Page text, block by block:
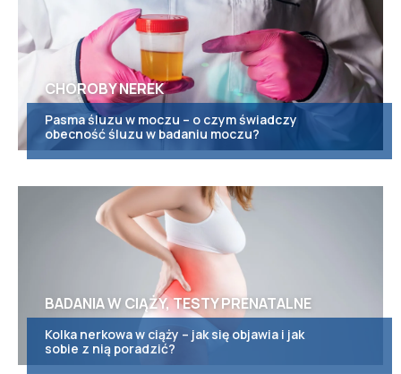
CHOROBY NEREK
Pasma śluzu w moczu – o czym świadczy
obecność śluzu w badaniu moczu?
BADANIA W CIĄŻY, TESTY PRENATALNE
Kolka nerkowa w ciąży – jak się objawia i jak
sobie z nią poradzić?